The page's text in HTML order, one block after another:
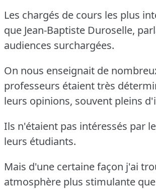
Les chargés de cours les plus
que Jean-Baptiste Duroselle,
audiences surchargées.
On nous enseignait de
professeurs étaient très
leurs opinions, souvent pleins
Ils n'étaient pas intéressés par
leurs étudiants.
Mais d'une certaine façon j'ai
atmosphère plus stimulante